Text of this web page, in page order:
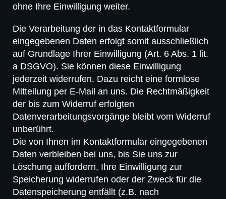
ohne Ihre Einwilligung weiter.
Die Verarbeitung der in das Kontaktformular
eingegebenen Daten erfolgt somit ausschließlich
auf Grundlage Ihrer Einwilligung (Art. 6 Abs. 1 lit.
a DSGVO). Sie können diese Einwilligung
jederzeit widerrufen. Dazu reicht eine formlose
Mitteilung per E-Mail an uns. Die Rechtmäßigkeit
der bis zum Widerruf erfolgten
Datenverarbeitungsvorgänge bleibt vom Widerruf
unberührt.
Die von Ihnen im Kontaktformular eingegebenen
Daten verbleiben bei uns, bis Sie uns zur
Löschung auffordern, Ihre Einwilligung zur
Speicherung widerrufen oder der Zweck für die
Datenspeicherung entfällt (z.B. nach